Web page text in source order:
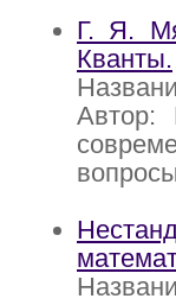
Г. Я.
Кванты.
Автор: